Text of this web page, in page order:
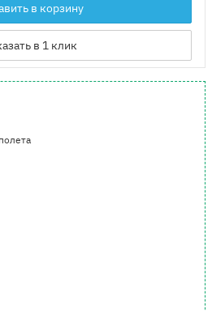
в корзину
в 1 клик